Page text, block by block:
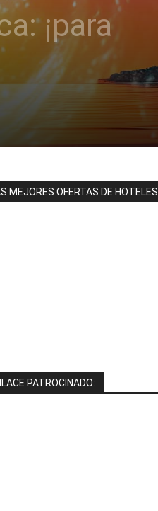
¡para
MEJORES OFERTAS DE HOTELES
PATROCINADO: